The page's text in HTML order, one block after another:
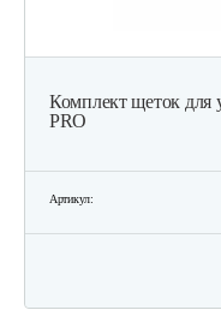
Комплект щеток для
PRO
Артикул: